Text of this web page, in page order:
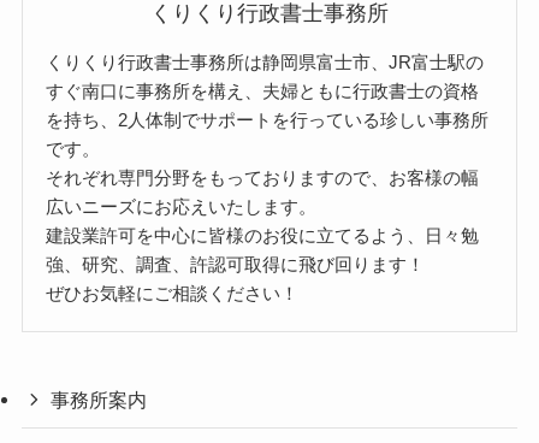
くりくり行政書士事務所
くりくり行政書士事務所は静岡県富士市、JR富士駅の
すぐ南口に事務所を構え、夫婦ともに行政書士の資格
を持ち、2人体制でサポートを行っている珍しい事務所
です。
それぞれ専門分野をもっておりますので、お客様の幅
広いニーズにお応えいたします。
建設業許可を中心に皆様のお役に立てるよう、日々勉
強、研究、調査、許認可取得に飛び回ります！
ぜひお気軽にご相談ください！
事務所案内